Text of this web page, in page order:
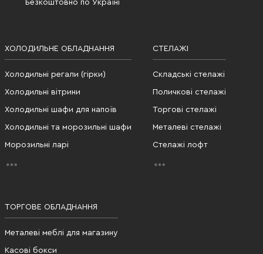
Безкоштовно по Україні
ХОЛОДИЛЬНЕ ОБЛАДНАННЯ
Холодильні регали (гірки)
Холодильні вітрини
Холодильні шафи для напоїв
Холодильні та морозильні шафи
Морозильні ларі
СТЕЛАЖІ
Складські стелажі
Поличкові стелажі
Торгові стелажі
Металеві стелажі
Стелажі лофт
ТОРГОВЕ ОБЛАДНАННЯ
Металеві меблі для магазину
Касові бокси